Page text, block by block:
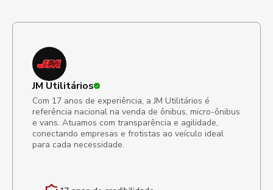
JM Utilitários
Com 17 anos de experiência, a JM Utilitários é
referência nacional na venda de ônibus, micro-ônibus
e vans. Atuamos com transparência e agilidade,
conectando empresas e frotistas ao veículo ideal
para cada necessidade.